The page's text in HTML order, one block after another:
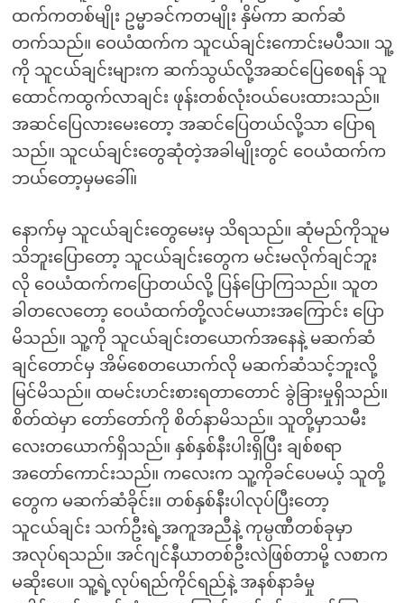
ထက်ကတစ်မျိုး ဥမ္မာခင်ကတမျိုး နှိမ်ကာ ဆက်ဆံ
တက်သည်။ ဝေယံထက်က သူငယ်ချင်းကောင်းမပီသ။ သူ့
ကို သူငယ်ချင်းများက ဆက်သွယ်လို့အဆင်ပြေစေရန် သူ
ထောင်ကထွက်လာချင်း ဖုန်းတစ်လုံးဝယ်ပေးထားသည်။
အဆင်ပြေလားမေးတော့ အဆင်ပြေတယ်လို့သာ ပြောရ
သည်။ သူငယ်ချင်းတွေဆုံတဲ့အခါမျိုးတွင် ဝေယံထက်က
ဘယ်တော့မှမခေါ်။
နောက်မှ သူငယ်ချင်းတွေမေးမှ သိရသည်။ ဆုံမည်ကိုသူမ
သိဘူးပြောတော့ သူငယ်ချင်းတွေက မင်းမလိုက်ချင်ဘူး
လို ဝေယံထက်ကပြောတယ်လို့ ပြန်ပြောကြသည်။ သူတ
ခါတလေတော့ ဝေယံထက်တို့လင်မယားအကြောင်း ပြော
မိသည်။ သူ့ကို သူငယ်ချင်းတယောက်အနေနဲ့ မဆက်ဆံ
ချင်တောင်မှ အိမ်စေတယောက်လို မဆက်ဆံသင့်ဘူးလို့
မြင်မိသည်။ ထမင်းဟင်းစားရတာတောင် ခွဲခြားမှုရှိသည်။
စိတ်ထဲမှာ တော်တော်ကို စိတ်နာမိသည်။ သူတို့မှာသမီး
လေးတယောက်ရှိသည်။ နှစ်နှစ်နီးပါးရှိပြီး ချစ်စရာ
အတော်ကောင်းသည်။ ကလေးက သူ့ကိုခင်ပေမယ့် သူတို့
တွေက မဆက်ဆံခိုင်း။ တစ်နှစ်နီးပါလုပ်ပြီးတော့
သူငယ်ချင်း သက်ဦးရဲ့အကူအညီနဲ့ ကုမ္ပဏီတစ်ခုမှာ
အလုပ်ရသည်။ အင်ဂျင်နီယာတစ်ဦးလဲဖြစ်တာမို့ လစာက
မဆိုးပေ။ သူ့ရဲ့လုပ်ရည်ကိုင်ရည်နဲ့ အနစ်နာခံမှု